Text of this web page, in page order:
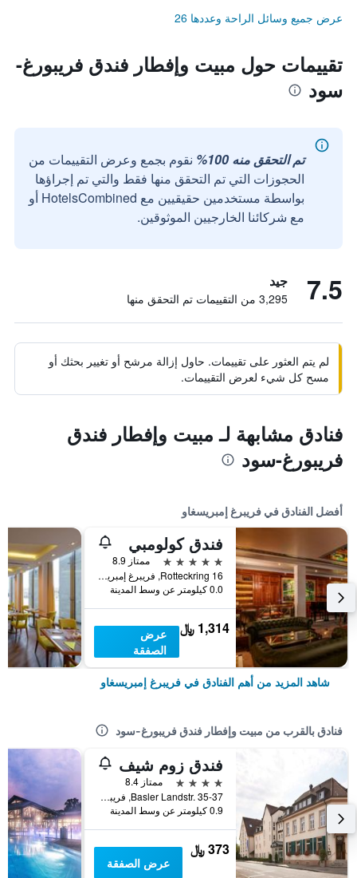
عرض جميع وسائل الراحة وعددها 26
تقييمات حول مبيت وإفطار فندق فريبورغ-
سود
تم التحقق منه 100%
نقوم بجمع وعرض التقييمات من
الحجوزات التي تم التحقق منها فقط والتي تم إجراؤها
بواسطة مستخدمين حقيقيين مع HotelsCombined أو
مع شركائنا الخارجيين الموثوقين.
7.5 جيد
3,295 من التقييمات تم التحقق منها
لم يتم العثور على تقييمات. حاول إزالة مرشح أو تغيير بحثك أو
مسح كل شيء لعرض التقييمات.
فنادق مشابهة لـ مبيت وإفطار فندق
فريبورغ-سود
أفضل الفنادق في فريبرغ إمبريسغاو
فندق كولومبي
5 نجوم
ممتاز 8.9
Rotteckring 16, فريبرغ إمبريسغاو, بادن - فورتمبيرغ, ألمانيا
0.0 كيلومتر عن وسط المدينة
1,314 ﷼
عرض
الصفقة
شاهد المزيد من أهم الفنادق في فريبرغ إمبريسغاو
فنادق بالقرب من مبيت وإفطار فندق فريبورغ-سود
فندق زوم شيف
4 نجوم
ممتاز 8.4
Basler Landstr. 35-37, فريبرغ إمبريسغاو, بادن - فورتمبيرغ, ألمانيا
0.9 كيلومتر عن وسط المدينة
373 ﷼
عرض الصفقة